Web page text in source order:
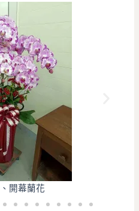
開幕蘭花